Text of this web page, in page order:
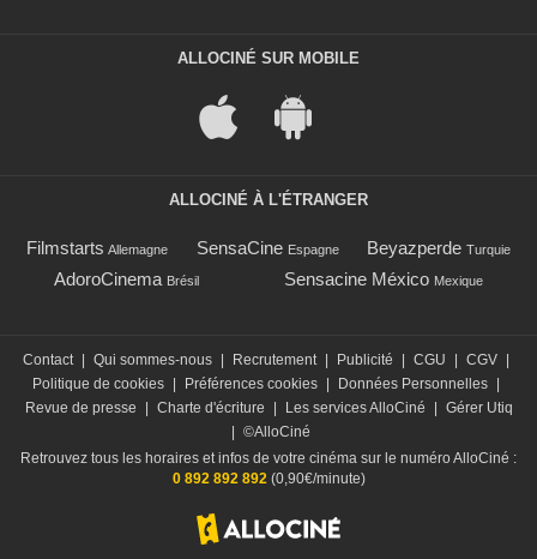
ALLOCINÉ SUR MOBILE
ALLOCINÉ À L'ÉTRANGER
Filmstarts Allemagne SensaCine Espagne Beyazperde Turquie
AdoroCinema Brésil Sensacine México Mexique
Contact Qui sommes-nous Recrutement Publicité CGU CGV
Politique de cookies
Préférences cookies Données Personnelles
Revue de presse
Charte d'écriture Les services AlloCiné
Gérer Utiq
©AlloCiné
Retrouvez tous les horaires et infos de votre cinéma sur le numéro AlloCiné :
0 892 892 892(0,90€/minute)